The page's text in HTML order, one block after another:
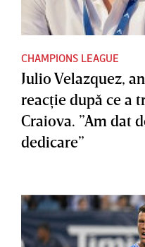
CHAMPIONS LEAGUE
Julio Velazquez,
reacţie după ce a
Craiova. ”Am dat
dedicare”